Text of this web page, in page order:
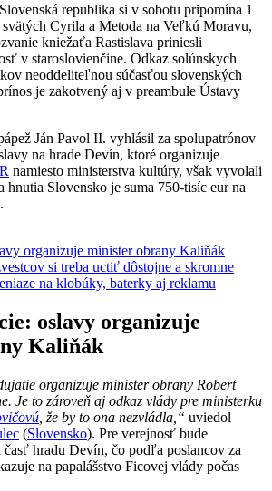
republika si v sobotu pripomína 1
Cyrila a Metoda na Veľkú Moravu,
kniežaťa Rastislava priniesli
v staroslovienčine. Odkaz solúnskych
neoddeliteľnou súčasťou slovenských
je zakotvený aj v preambule Ústavy
Ján Pavol II. vyhlásil za spolupatrónov
na hrade Devín, ktoré organizuje
namiesto ministerstva kultúry, však vyvolali
Slovensko je suma 750-tisíc eur na
organizuje minister obrany Kaliňák
si treba uctiť dôstojne a skromne
na klobúky, baterky aj reklamu
oslavy organizuje
Kaliňák
organizuje minister obrany Robert
Je to zároveň aj odkaz vlády pre ministerku
, že by to ona nezvládla,“ uviedol
(Slovensko). Pre verejnosť bude
časť hradu Devín, čo podľa poslancov za
na papalášstvo Ficovej vlády počas